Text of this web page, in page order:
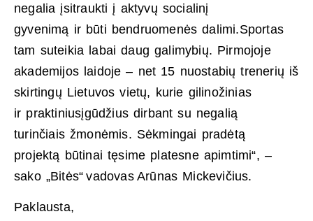
negalia įsitraukti į aktyvų socialinį
gyvenimą ir būti bendruomenės dalimi.Sportas
tam suteikia labai daug galimybių. Pirmojoje
akademijos laidoje – net 15 nuostabių trenerių iš
skirtingų Lietuvos vietų, kurie gilinožinias
ir praktiniusįgūdžius dirbant su negalią
turinčiais žmonėmis. Sėkmingai pradėtą
projektą būtinai tęsime platesne apimtimi“, –
sako „Bitės“ vadovas Arūnas Mickevičius.
Paklausta,